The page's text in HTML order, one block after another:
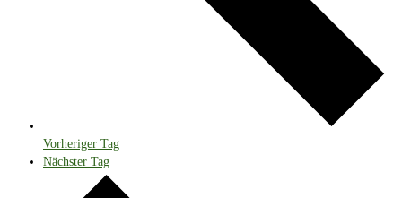
Vorheriger Tag
Nächster Tag